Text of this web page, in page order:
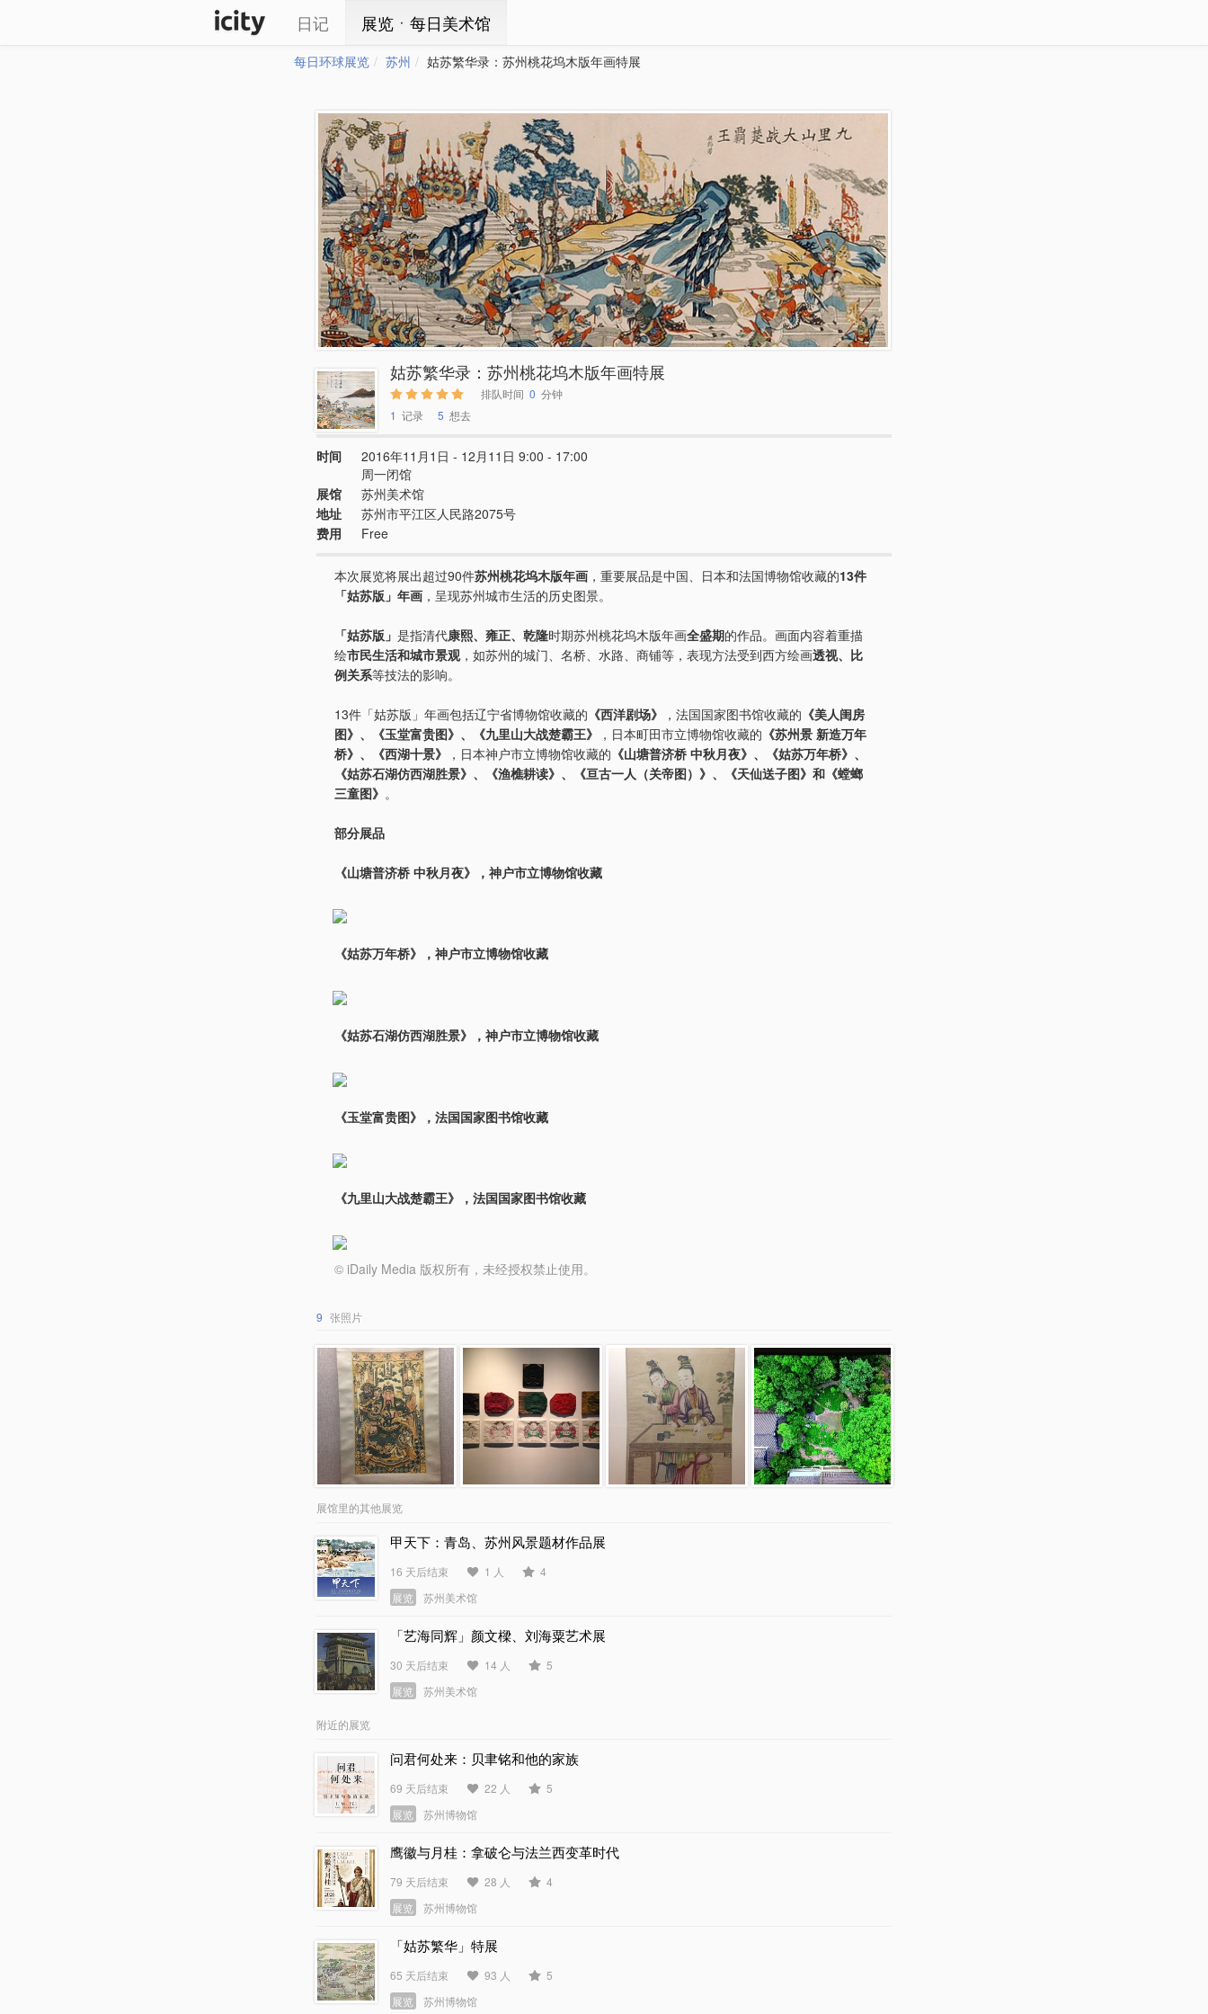
日记 展览ㆍ每日美术馆
每日环球展览 苏州 姑苏繁华录：苏州桃花坞木版年画特展
姑苏繁华录：苏州桃花坞木版年画特展
排队时间 0 分钟
1 记录 5 想去
时间
2016年11月1日 - 12月11日 9:00 - 17:00
周一闭馆
展馆
苏州美术馆
地址
苏州市平江区人民路2075号
费用
Free
本次展览将展出超过90件苏州桃花坞木版年画 ，重要展品是中国、日本和法国博物馆收藏的13件
「姑苏版」年画 ，呈现苏州城市生活的历史图景。
「姑苏版」 是指清代康熙、雍正、乾隆时期苏州桃花坞木版年画全盛期的作品。画面内容着重描
绘市民生活和城市景观，如苏州的城门、名桥、水路、商铺等，表现方法受到西方绘画透视、比
例关系等技法的影响。
13件「姑苏版」年画包括辽宁省博物馆收藏的 《西洋剧场》 ，法国国家图书馆收藏的 《美人闺房
图》、《玉堂富贵图》、《九里山大战楚霸王》
，日本町田市立博物馆收藏的 《苏州景 新造万年
桥》、《西湖十景》
，日本神户市立博物馆收藏的 《山塘普济桥 中秋月夜》、《姑苏万年桥》、
《姑苏石湖仿西湖胜景》、《渔樵耕读》、《亘古一人（关帝图）》、《天仙送子图》和《螳螂
三童图》 。
部分展品
《山塘普济桥 中秋月夜》，神户市立博物馆收藏
《姑苏万年桥》，神户市立博物馆收藏
《姑苏石湖仿西湖胜景》，神户市立博物馆收藏
《玉堂富贵图》，法国国家图书馆收藏
《九里山大战楚霸王》，法国国家图书馆收藏
© iDaily Media 版权所有，未经授权禁止使用。
9 张照片
展馆里的其他展览
甲天下：青岛、苏州风景题材作品展
16 天后结束 1 人
4
展览
苏州美术馆
「艺海同辉」颜文樑、刘海粟艺术展
30 天后结束 14 人
5
展览
苏州美术馆
附近的展览
问君何处来：贝聿铭和他的家族
69 天后结束 22 人
5
展览
苏州博物馆
鹰徽与月桂：拿破仑与法兰西变革时代
79 天后结束 28 人
4
展览
苏州博物馆
「姑苏繁华」特展
65 天后结束 93 人
5
展览
苏州博物馆